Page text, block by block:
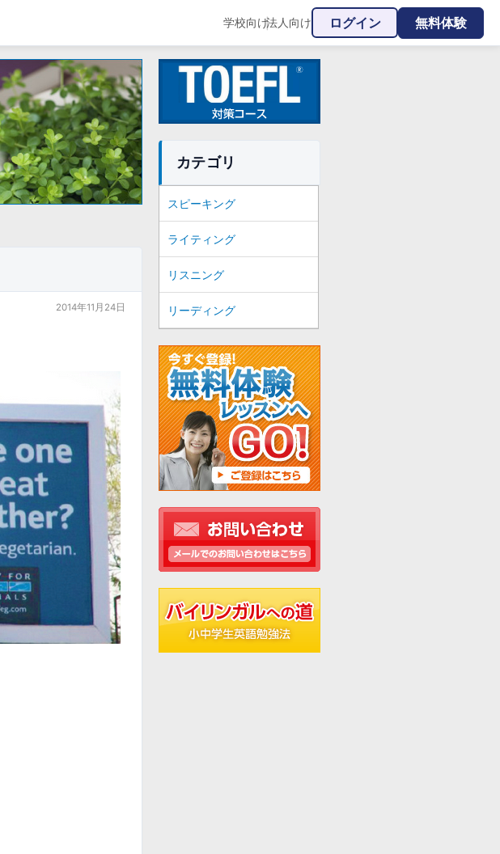
学校向け|法人向け ログイン 無料体験
2014年11月24日
カテゴリ
スピーキング
ライティング
リスニング
リーディング